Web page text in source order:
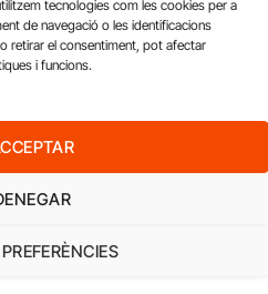
tecnologies com les cookies per a
de navegació o les identificacions
retirar el consentiment, pot afectar
i funcions.